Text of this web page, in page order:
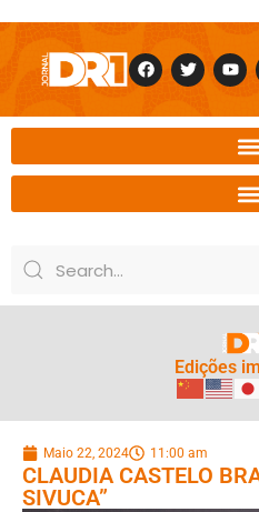
Edições
Maio 22, 2024 11:00 am
CLAUDIA CASTELO
SIVUCA”